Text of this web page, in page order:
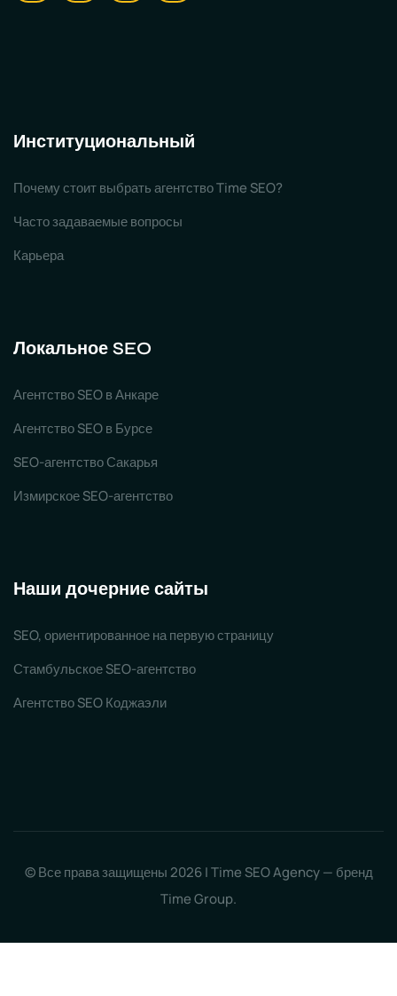
Институциональный
Почему стоит выбрать агентство Time SEO?
Часто задаваемые вопросы
Карьера
Локальное SEO
Агентство SEO в Анкаре
Агентство SEO в Бурсе
SEO-агентство Сакарья
Измирское SEO-агентство
Наши дочерние сайты
SEO, ориентированное на первую страницу
Стамбульское SEO-агентство
Агентство SEO Коджаэли
© Все права защищены 2026 | Time SEO Agency — бренд
Time Group.